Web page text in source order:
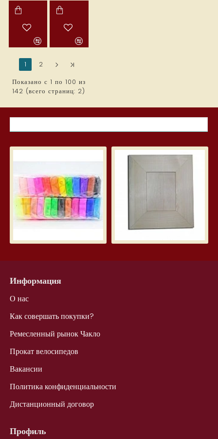
1 2 >
>|
Показано с 1 по 100 из
142 (всего страниц: 2)
Silk Clay — шелковый пластилин
Информация
О нас
Как совершать покупки?
Ремесленный рынок Чакло
Прокат велосипедов
Вакансии
Политика конфиденциальности
Дистанционный договор
Профиль